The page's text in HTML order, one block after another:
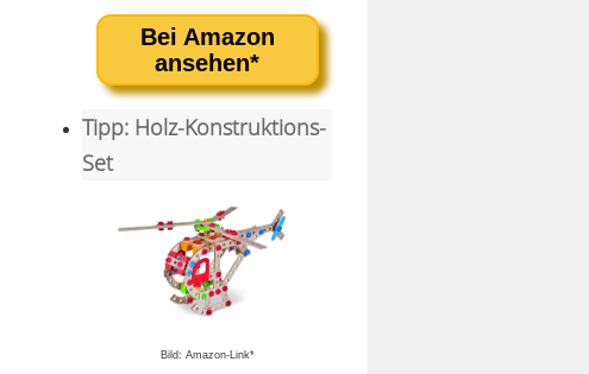
Bei Amazon
ansehen*
Tipp: Holz-Konstruktions-
Set
Bild: Amazon-Link*